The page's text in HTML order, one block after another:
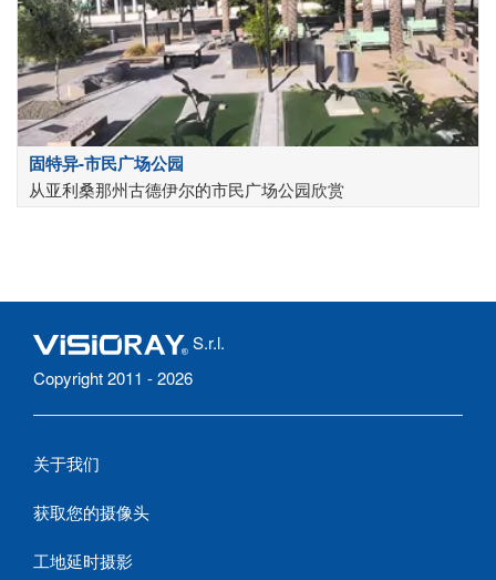
固特异-市民广场公园
从亚利桑那州古德伊尔的市民广场公园欣赏
S.r.l.
Copyright 2011 - 2026
关于我们
获取您的摄像头
工地延时摄影